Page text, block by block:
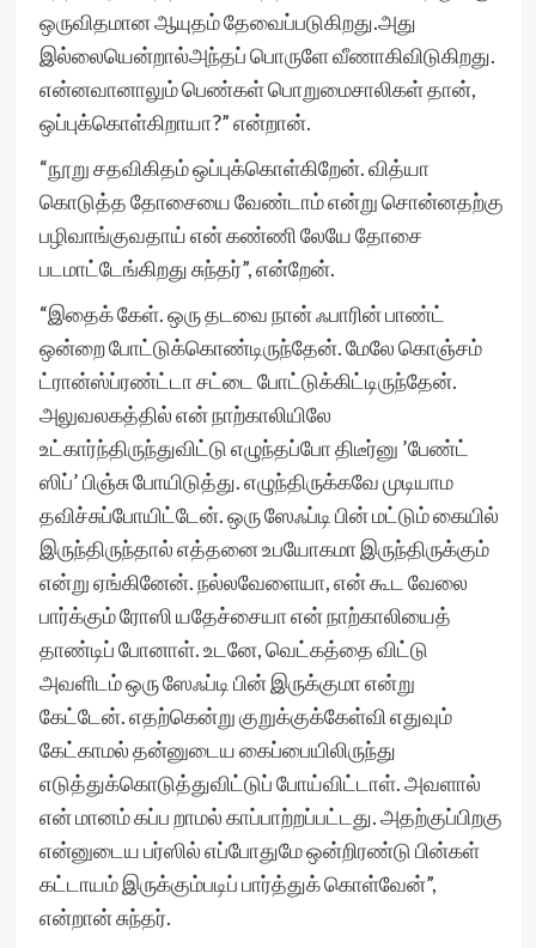
ஒருவிதமான ஆயுதம் தேவைப்படுகிறது.அது
இல்லையென்றால்அந்தப் பொருளே வீணாகிவிடுகிறது.
என்னவானாலும் பெண்கள் பொறுமைசாலிகள் தான்,
ஒப்புக்கொள்கிறாயா?” என்றான்.
“நூறு சதவிகிதம் ஒப்புக்கொள்கிறேன். வித்யா
கொடுத்த தோசையை வேண்டாம் என்று சொன்னதற்கு
பழிவாங்குவதாய் என் கண்ணி லேயே தோசை
படமாட்டேங்கிறது சுந்தர்”, என்றேன்.
“இதைக் கேள். ஒரு தடவை நான் ஃபாரின் பாண்ட்
ஒன்றை போட்டுக்கொண்டிருந்தேன். மேலே கொஞ்சம்
ட்ரான்ஸ்ப்ரண்ட்டா சட்டை போட்டுக்கிட்டிருந்தேன்.
அலுவலகத்தில் என் நாற்காலியிலே
உட்கார்ந்திருந்துவிட்டு எழுந்தப்போ திடீர்னு ’பேண்ட்
ஸிப்’ பிஞ்சு போயிடுத்து. எழுந்திருக்கவே முடியாம
தவிச்சுப்போயிட்டேன். ஒரு ஸேஃப்டி பின் மட்டும் கையில்
இருந்திருந்தால் எத்தனை உபயோகமா இருந்திருக்கும்
என்று ஏங்கினேன். நல்லவேளையா, என் கூட வேலை
பார்க்கும் ரோஸி யதேச்சையா என் நாற்காலியைத்
தாண்டிப் போனாள். உடனே, வெட்கத்தை விட்டு
அவளிடம் ஒரு ஸேஃப்டி பின் இருக்குமா என்று
கேட்டேன். எதற்கென்று குறுக்குக்கேள்வி எதுவும்
கேட்காமல் தன்னுடைய கைப்பையிலிருந்து
எடுத்துக்கொடுத்துவிட்டுப் போய்விட்டாள். அவளால்
என் மானம் கப்ப றாமல் காப்பாற்றப்பட்டது. அதற்குப்பிறகு
என்னுடைய பர்ஸில் எப்போதுமே ஒன்றிரண்டு பின்கள்
கட்டாயம் இருக்கும்படிப் பார்த்துக் கொள்வேன்”,
என்றான் சுந்தர்.